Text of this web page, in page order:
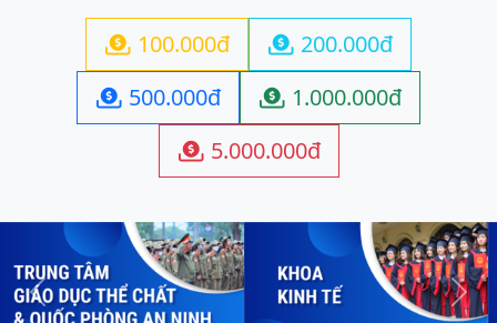
 100.000đ  200.000đ
 500.000đ  1.000.000đ
 5.000.000đ
Previous Next